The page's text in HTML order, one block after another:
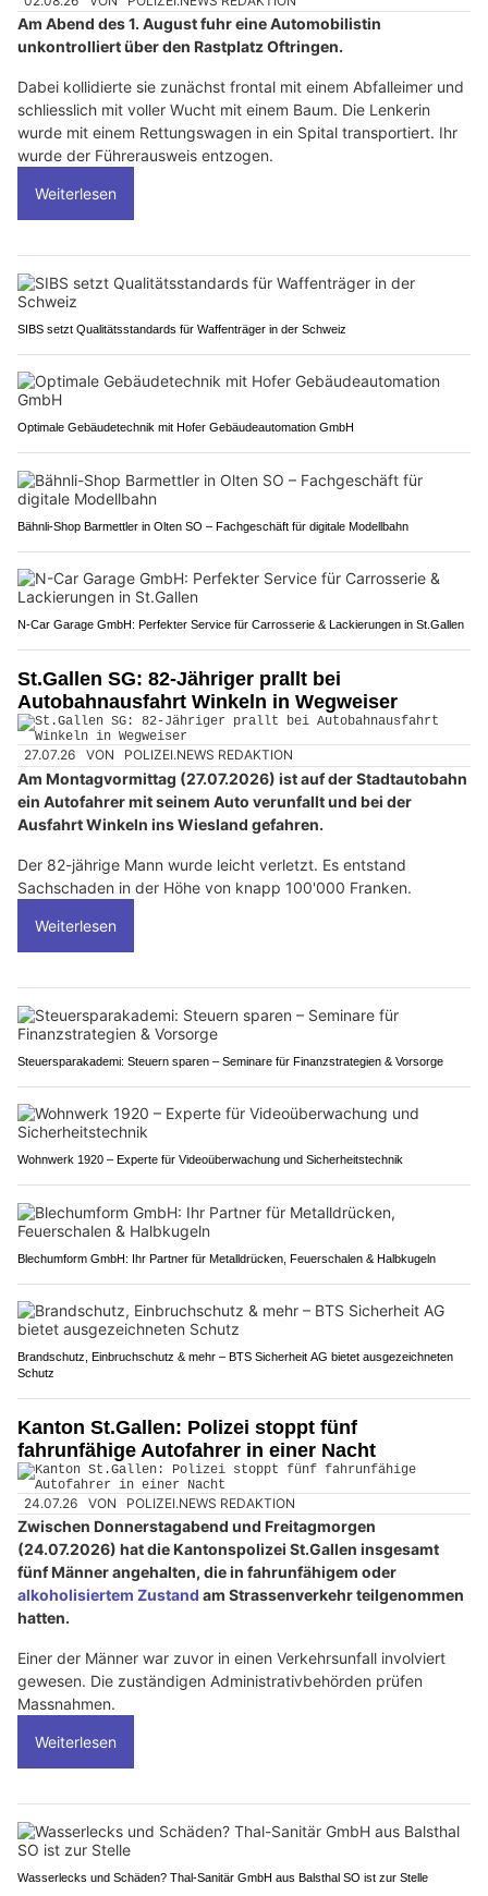
Am Abend des 1. August fuhr eine Automobilistin
unkontrolliert über den Rastplatz Oftringen.
Dabei kollidierte sie zunächst frontal mit einem Abfalleimer und
schliesslich mit voller Wucht mit einem Baum. Die Lenkerin
wurde mit einem Rettungswagen in ein Spital transportiert. Ihr
wurde der Führerausweis entzogen.
Weiterlesen
SIBS setzt Qualitätsstandards für Waffenträger in der Schweiz
Optimale Gebäudetechnik mit Hofer Gebäudeautomation GmbH
Bähnli-Shop Barmettler in Olten SO – Fachgeschäft für digitale Modellbahn
N-Car Garage GmbH: Perfekter Service für Carrosserie & Lackierungen in St.Gallen
St.Gallen SG: 82-Jähriger prallt bei
Autobahnausfahrt Winkeln in Wegweiser
27.07.26 VON POLIZEI.NEWS REDAKTION
Am Montagvormittag (27.07.2026) ist auf der Stadtautobahn
ein Autofahrer mit seinem Auto verunfallt und bei der
Ausfahrt Winkeln ins Wiesland gefahren.
Der 82-jährige Mann wurde leicht verletzt. Es entstand
Sachschaden in der Höhe von knapp 100'000 Franken.
Weiterlesen
Steuersparakademi: Steuern sparen – Seminare für Finanzstrategien & Vorsorge
Wohnwerk 1920 – Experte für Videoüberwachung und Sicherheitstechnik
Blechumform GmbH: Ihr Partner für Metalldrücken, Feuerschalen & Halbkugeln
Brandschutz, Einbruchschutz & mehr – BTS Sicherheit AG bietet ausgezeichneten
Schutz
Kanton St.Gallen: Polizei stoppt fünf
fahrunfähige Autofahrer in einer Nacht
24.07.26 VON POLIZEI.NEWS REDAKTION
Zwischen Donnerstagabend und Freitagmorgen
(24.07.2026) hat die Kantonspolizei St.Gallen insgesamt
fünf Männer angehalten, die in fahrunfähigem oder
alkoholisiertem Zustand am Strassenverkehr teilgenommen
hatten.
Einer der Männer war zuvor in einen Verkehrsunfall involviert
gewesen. Die zuständigen Administrativbehörden prüfen
Massnahmen.
Weiterlesen
Wasserlecks und Schäden? Thal-Sanitär GmbH aus Balsthal SO ist zur Stelle